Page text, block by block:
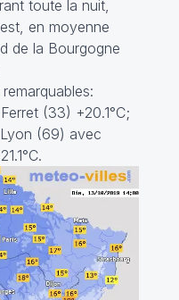
toute la nuit,
en moyenne
de la Bourgogne
(33) +20.1°C;
(69) avec